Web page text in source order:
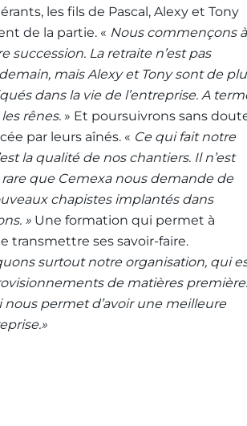
les fils de Pascal, Alexy et Tony
de la partie. « Nous commençons à
succession. La retraite n’est pas
mais Alexy et Tony sont de
dans la vie de l’entreprise. A
rênes. » Et poursuivrons sans
par leurs aînés. « Ce qui fait notre
la qualité de nos chantiers. Il n’est
rare que Cemexa nous demande de
chapistes implantés dans
» Une formation qui permet à
transmettre ses savoir-faire.
surtout notre organisation, qui
de matières
nous permet d’avoir une meilleure
»